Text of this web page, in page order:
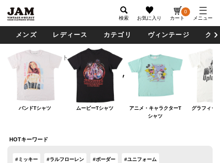
検索 お気に入り カート
0
メニュー
メンズ レディース カテゴリ ヴィンテージ グ
トップス Tシャツ
Tシャツ
バンドTシャツ ムービーTシャツ
アニメ・キャラクターT
シャツ
グラフィッ
HOTキーワード
#ミッキー #ラルフローレン #ボーダー #ユニフォーム